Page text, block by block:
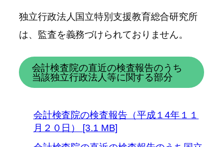
独立行政法人国立特別支援教育総合研究所
は、監査を義務づけられておりません。
会計検査院の直近の検査報告のうち
当該独立行政法人等に関する部分
会計検査院の検査報告（平成１4年１１
月２０日） [3.1 MB]